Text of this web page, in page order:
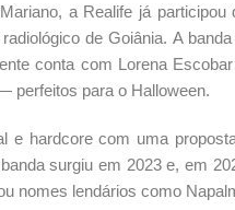
a Realife já
de Goiânia. A
conta com Lorena
perfeitos para o Halloween.
hardcore com uma
surgiu em 2023 e, em
nomes lendários como